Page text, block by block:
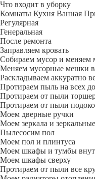
Что входит в уборку
Регу­лярная
Гене­ральная
После ремонта
Заправляем кровать
Собираем мусор и меняем
Меняем мусорные мешки в
Раскладываем аккуратно
Протираем пыль на всех
Протираем от пыли
Протираем от пыли
Моем дверные ручки
Моем зеркала и
Пылесосим пол
Моем пол и плинтуса
Моем шкафы и тумбы
Моем шкафы сверху
Протираем от пыли все